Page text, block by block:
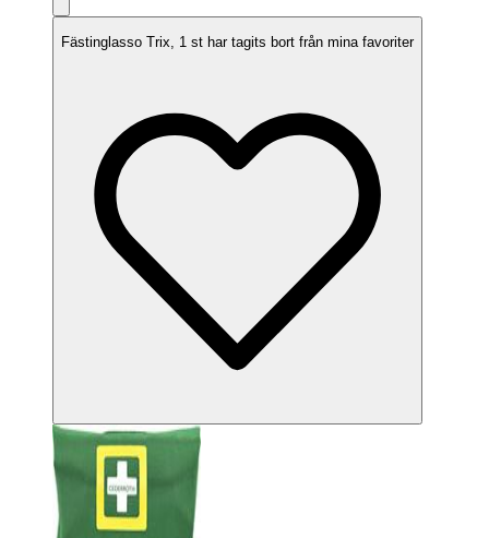
Fästinglasso Trix, 1 st har tagits bort från mina favoriter